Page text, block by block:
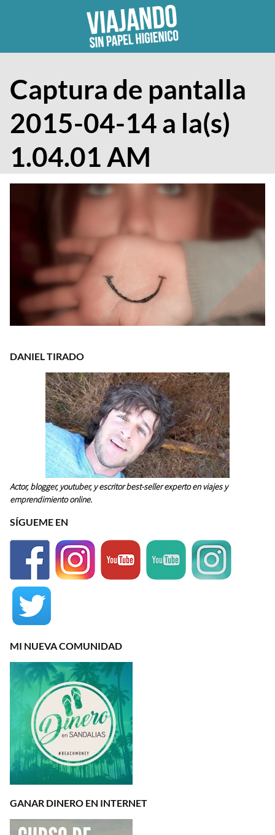
Captura de pantalla
2015-04-14 a la(s)
1.04.01 AM
DANIEL TIRADO
Actor, blogger, youtuber, y escritor best-seller experto en viajes y
emprendimiento online.
SÍGUEME EN
MI NUEVA COMUNIDAD
GANAR DINERO EN INTERNET